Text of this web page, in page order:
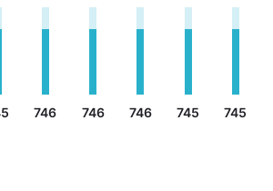
746 746 746 745 745